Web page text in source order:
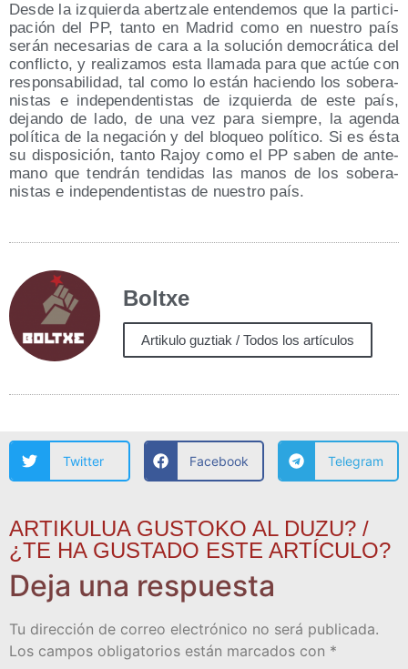
Des­de la izquier­da aber­tza­le enten­de­mos que la par­ti­ci­
pa­ción del PP, tan­to en Madrid como en nues­tro país
serán nece­sa­rias de cara a la solu­ción demo­crá­ti­ca del
con­flic­to, y rea­li­za­mos esta lla­ma­da para que actúe con
res­pon­sa­bi­li­dad, tal como lo están hacien­do los sobe­ra­
nis­tas e inde­pen­den­tis­tas de izquier­da de este país,
dejan­do de lado, de una vez para siem­pre, la agen­da
polí­ti­ca de la nega­ción y del blo­queo polí­ti­co. Si es ésta
su dis­po­si­ción, tan­to Rajoy como el PP saben de ante­
mano que ten­drán ten­di­das las manos de los sobe­ra­
nis­tas e inde­pen­den­tis­tas de nues­tro país.
Boltxe
Artikulo guztiak / Todos los artículos
Twitter Facebook Telegram
ARTIKULUA GUSTOKO AL DUZU? /
¿TE HA GUSTADO ESTE ARTÍCULO?
Deja una respuesta
Tu dirección de correo electrónico no será publicada.
Los campos obligatorios están marcados con *